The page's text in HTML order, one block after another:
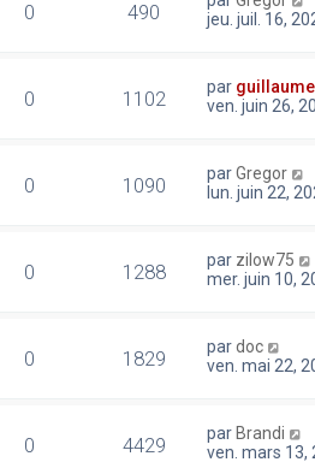
0 490
jeu. juil. 16,
0 1102 par guillaume
ven. juin 26,
0 1090 parGregor
lun. juin 22,
0 1288 par zilow75
mer. juin 10,
0 1829 pardoc
ven. mai 22,
0 4429 par Brandi
ven. mars 13,